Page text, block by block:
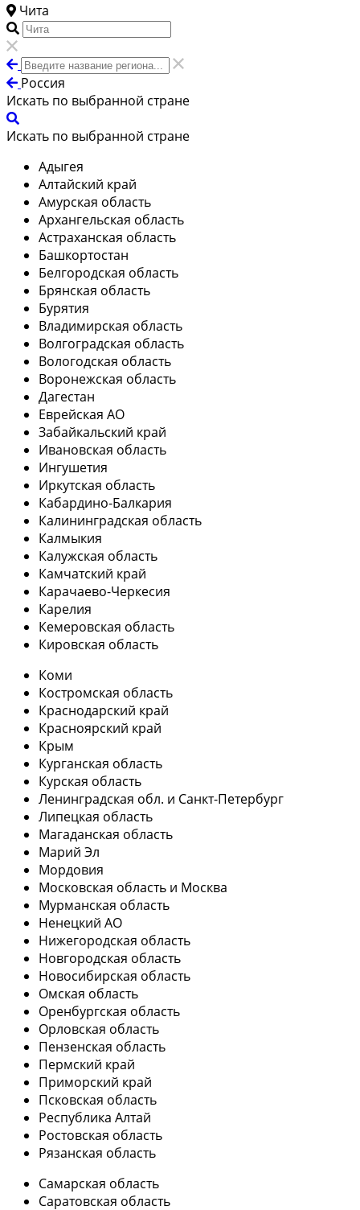
Чита
Россия
Искать по выбранной стране
Искать по выбранной стране
Адыгея
Алтайский край
Амурская область
Архангельская область
Астраханская область
Башкортостан
Белгородская область
Брянская область
Бурятия
Владимирская область
Волгоградская область
Вологодская область
Воронежская область
Дагестан
Еврейская АО
Забайкальский край
Ивановская область
Ингушетия
Иркутская область
Кабардино-Балкария
Калининградская область
Калмыкия
Калужская область
Камчатский край
Карачаево-Черкесия
Карелия
Кемеровская область
Кировская область
Коми
Костромская область
Краснодарский край
Красноярский край
Крым
Курганская область
Курская область
Ленинградская обл. и Санкт-Петербург
Липецкая область
Магаданская область
Марий Эл
Мордовия
Московская область и Москва
Мурманская область
Ненецкий АО
Нижегородская область
Новгородская область
Новосибирская область
Омская область
Оренбургская область
Орловская область
Пензенская область
Пермский край
Приморский край
Псковская область
Республика Алтай
Ростовская область
Рязанская область
Самарская область
Саратовская область